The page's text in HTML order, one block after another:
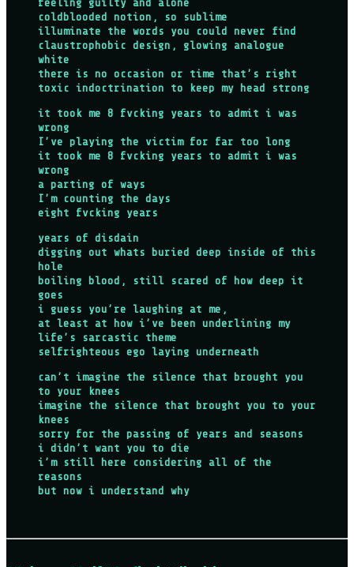
feeling guilty and alone
coldblooded notion, so sublime
illuminate the words you could never find
claustrophobic design, glowing analogue
white
there is no occasion or time that’s right
toxic indoctrination to keep my head strong
it took me 8 fvcking years to admit i was
wrong
I’ve playing the victim for far too long
it took me 8 fvcking years to admit i was
wrong
a parting of ways
I’m counting the days
eight fvcking years
years of disdain
digging out whats buried deep inside of this
hole
boiling blood, still scared of how deep it
goes
i guess you’re laughing at me,
at least at how i’ve been underlining my
life’s sarcastic theme
selfrighteous ego laying underneath
can’t imagine the silence that brought you
to your knees
imagine the silence that brought you to your
knees
sorry for the passing of years and seasons
i didn’t want you to die
i’m still here considering all of the
reasons
but now i understand why